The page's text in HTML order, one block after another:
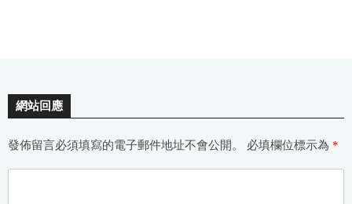
網站回應
發佈留言必須填寫的電子郵件地址不會公開。 必填欄位標示為 *